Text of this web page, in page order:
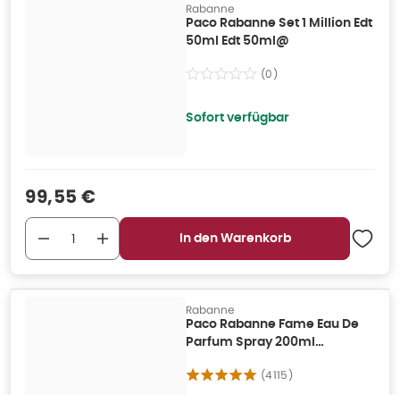
Rabanne
Paco Rabanne Set 1 Million Edt
50ml Edt 50ml@
(0)
Sofort verfügbar
Verkaufspreis
99,55 €
In den Warenkorb
Rabanne
Paco Rabanne Fame Eau De
Parfum Spray 200ml
(4115)